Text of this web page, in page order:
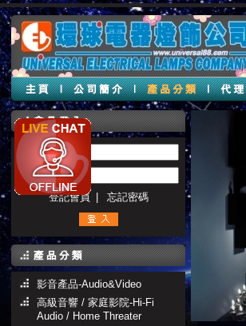
帳號 :
密碼 :
登記會員
忘記密碼
影音產品-Audio&Video
高級音響 / 家庭影院-Hi-Fi
Audio / Home Threater